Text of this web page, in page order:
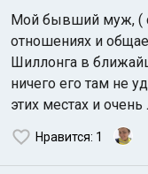
Мой бывший муж, (
отношениях и
Шиллонга в
ничего его там не
этих местах и
Нравится: 1